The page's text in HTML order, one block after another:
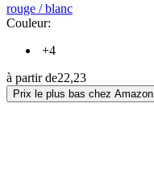
rouge / blanc
Couleur:
+4
à partir de22,23
Prix le plus bas chez Amazon